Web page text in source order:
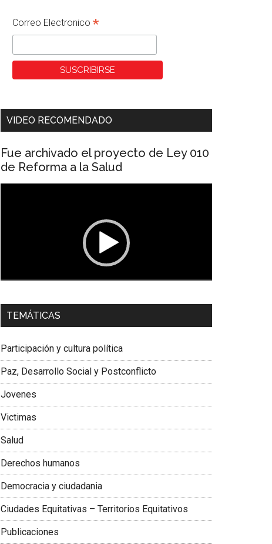
Correo Electronico *
VIDEO RECOMENDADO
Fue archivado el proyecto de Ley 010
de Reforma a la Salud
Dra. Carolina Corcho Mejía,
Latinoamericana Sur, Vicepresidenta Federación
TEMÁTICAS
Participación y cultura política
Paz, Desarrollo Social y Postconflicto
Jovenes
Victimas
Salud
Derechos humanos
Democracia y ciudadania
Ciudades Equitativas – Territorios Equitativos
Publicaciones